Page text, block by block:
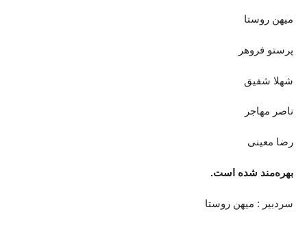
ميهن روستا
پرستو فروهر
شهلا شفيق
ناصر مهاجر
رضا معينی
بهره‌مند شده است.
سردبیر : میهن روستا